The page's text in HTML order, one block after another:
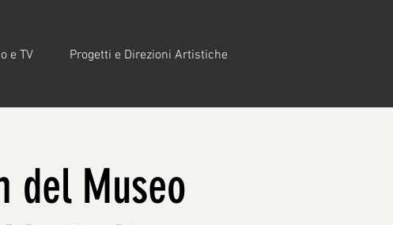
e TV Progetti e Direzioni Artistiche
del Museo